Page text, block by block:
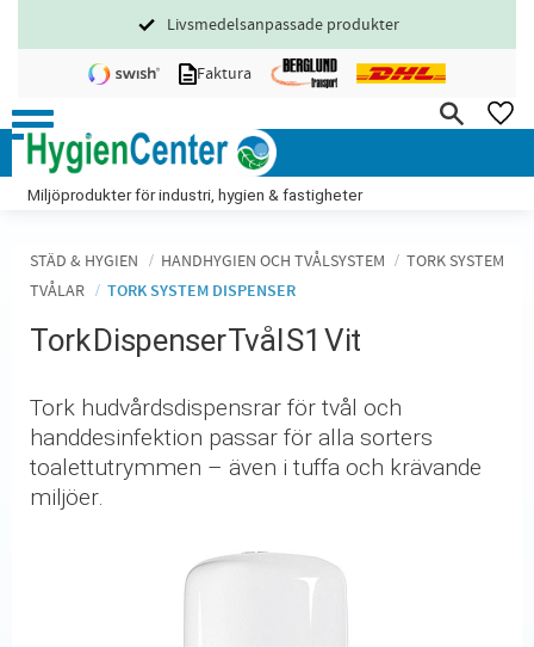
Meny
Livsmedelsanpassade produkter
Faktura
Miljöprodukter för industri, hygien & fastigheter
STÄD & HYGIEN HANDHYGIEN OCH TVÅLSYSTEM
TORK SYSTEM
TVÅLAR
TORK SYSTEM DISPENSER
Tork Dispenser Tvål S1 Vit
Tork hudvårdsdispensrar för tvål och
handdesinfektion passar för alla sorters
toalettutrymmen – även i tuffa och krävande
miljöer.